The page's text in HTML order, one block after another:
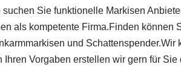
Sie funktionelle Markisen
als kompetente Firma.Finden können
und Schattenspender.Wir
Vorgaben erstellen wir gern für